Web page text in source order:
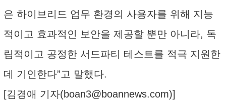
은 하이브리드 업무 환경의 사용자를 위해 지능
적이고 효과적인 보안을 제공할 뿐만 아니라, 독
립적이고 공정한 서드파티 테스트를 적극 지원한
데 기인한다”고 말했다.
[김경애 기자(boan3@boannews.com)]